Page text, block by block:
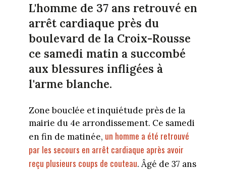
L'homme de 37 ans retrouvé en
arrêt cardiaque près du
boulevard de la Croix-Rousse
ce samedi matin a succombé
aux blessures infligées à
l'arme blanche.
Zone bouclée et inquiétude près de la
mairie du 4e arrondissement. Ce samedi
en fin de matinée, un homme a été retrouvé
par les secours en arrêt cardiaque après avoir
reçu plusieurs coups de couteau. Âgé de 37 ans